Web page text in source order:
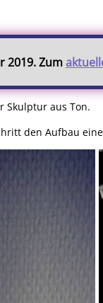
2019. Zum
Skulptur aus Ton.
den Aufbau